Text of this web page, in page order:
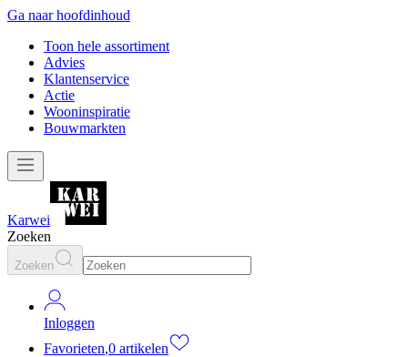
Ga naar hoofdinhoud
Toon hele assortiment
Advies
Klantenservice
Actie
Wooninspiratie
Bouwmarkten
Karwei
Zoeken
Zoeken
Inloggen
Favorieten,0 artikelen